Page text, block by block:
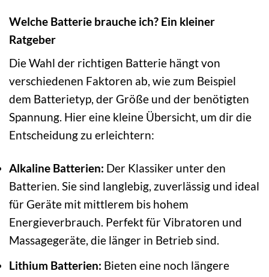
Welche Batterie brauche ich? Ein kleiner
Ratgeber
Die Wahl der richtigen Batterie hängt von
verschiedenen Faktoren ab, wie zum Beispiel
dem Batterietyp, der Größe und der benötigten
Spannung. Hier eine kleine Übersicht, um dir die
Entscheidung zu erleichtern:
Alkaline Batterien: Der Klassiker unter den
Batterien. Sie sind langlebig, zuverlässig und ideal
für Geräte mit mittlerem bis hohem
Energieverbrauch. Perfekt für Vibratoren und
Massagegeräte, die länger in Betrieb sind.
Lithium Batterien: Bieten eine noch längere